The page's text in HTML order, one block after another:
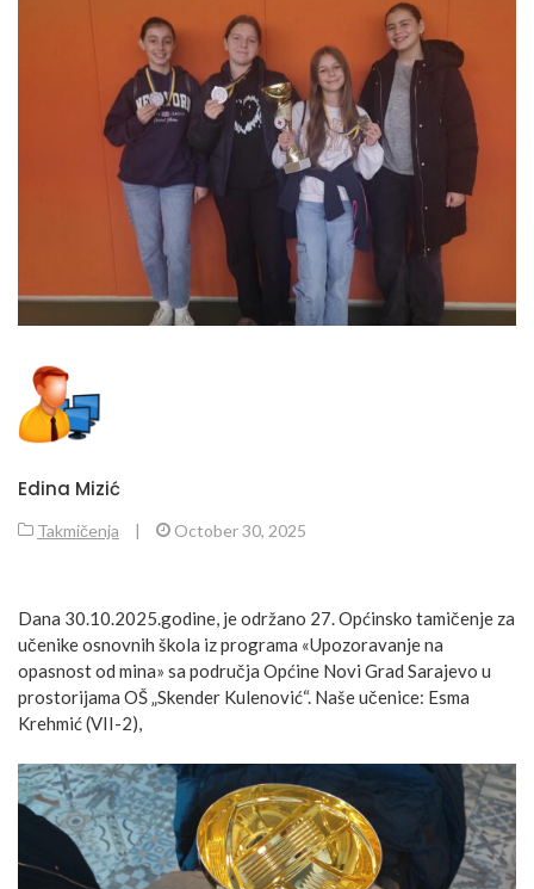
Edina Mizić
Takmičenja | October 30, 2025
Dana 30.10.2025.godine, je održano 27. Općinsko tamičenje za
učenike osnovnih škola iz programa «Upozoravanje na
opasnost od mina» sa područja Općine Novi Grad Sarajevo u
prostorijama OŠ „Skender Kulenović“. Naše učenice: Esma
Krehmić (VII-2),